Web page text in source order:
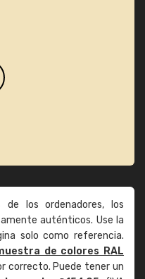
los ordenadores, los
auténticos. Use la
solo como referencia.
de colores RAL
correcto. Puede tener un